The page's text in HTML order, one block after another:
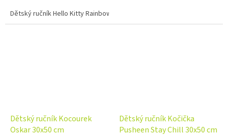
Dětský ručník Hello Kitty Rainbow 30x50 cm
Dětský ručník Kocourek
Oskar 30x50 cm
Dětský ručník Kočička
Pusheen Stay Chill 30x50 cm